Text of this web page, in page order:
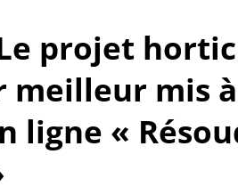
projet
mis
ligne «